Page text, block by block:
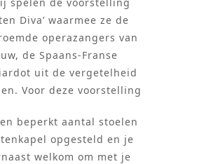
Diva’ waarmee ze de
operazangers van
de Spaans-Franse
uit de vergetelheid
Voor deze voorstelling
beperkt aantal stoelen
opgesteld en je
welkom om met je